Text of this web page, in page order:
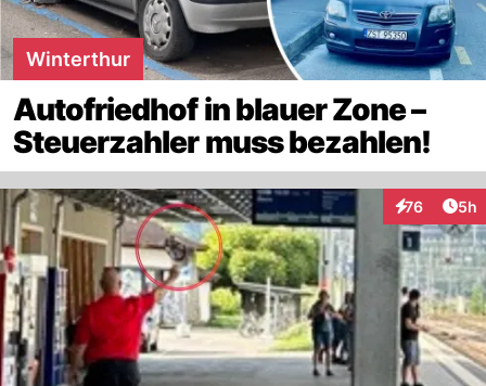
Winterthur
Autofriedhof in blauer Zone –
Steuerzahler muss bezahlen!
76
Interaktionen
5h